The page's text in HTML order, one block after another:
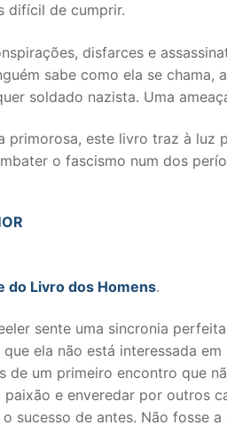
difícil de cumprir.
disfarces e
sabe como ela se chama,
soldado nazista. Uma
primorosa, este livro traz à luz
o fascismo num dos
do Livro dos Homens.
sente uma sincronia
ela não está interessada em
de um primeiro encontro que
e enveredar por outros
sucesso de antes. Não fosse a